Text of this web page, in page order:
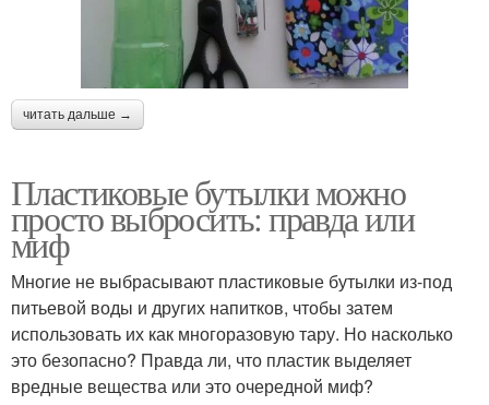
читать дальше →
Пластиковые бутылки можно
просто выбросить: правда или
миф
Многие не выбрасывают пластиковые бутылки из-под
питьевой воды и других напитков, чтобы затем
использовать их как многоразовую тару. Но насколько
это безопасно? Правда ли, что пластик выделяет
вредные вещества или это очередной миф?